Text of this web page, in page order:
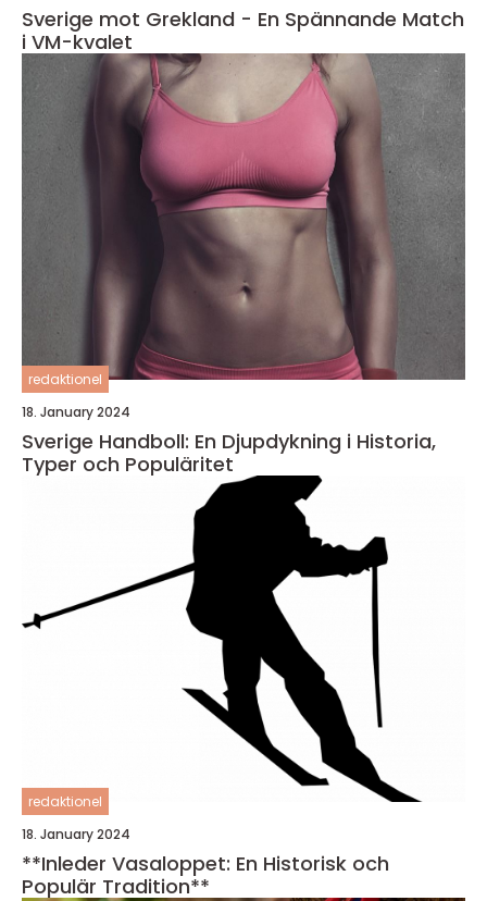
Sverige mot Grekland - En Spännande Match
i VM-kvalet
redaktionel
18. January 2024
Sverige Handboll: En Djupdykning i Historia,
Typer och Populäritet
redaktionel
18. January 2024
**Inleder Vasaloppet: En Historisk och
Populär Tradition**